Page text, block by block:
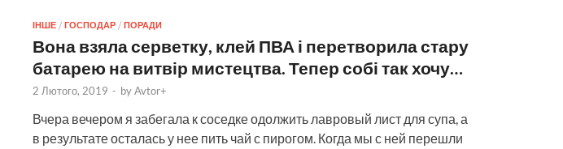
ІНШЕ/ ГОСПОДАР/ ПОРАДИ
Вона взяла серветку, клей ПВА і перетворила стару
батарею на витвір мистецтва. Тепер собі так хочу…
2 Лютого, 2019 - byAvtor+
Вчера вечером я забегала к соседке одолжить лавровый лист для супа, а
в результате осталась у нее пить чай с пирогом. Когда мы с ней перешли